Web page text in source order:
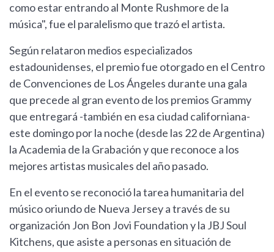
como estar entrando al Monte Rushmore de la
música", fue el paralelismo que trazó el artista.
Según relataron medios especializados
estadounidenses, el premio fue otorgado en el Centro
de Convenciones de Los Ángeles durante una gala
que precede al gran evento de los premios Grammy
que entregará -también en esa ciudad californiana-
este domingo por la noche (desde las 22 de Argentina)
la Academia de la Grabación y que reconoce a los
mejores artistas musicales del año pasado.
En el evento se reconoció la tarea humanitaria del
músico oriundo de Nueva Jersey a través de su
organización Jon Bon Jovi Foundation y la JBJ Soul
Kitchens, que asiste a personas en situación de